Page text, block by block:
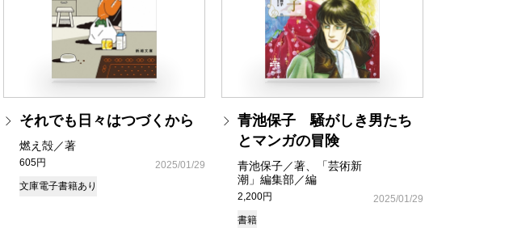
それでも日々はつづくから
燃え殻／著
605円
2025/01/29
文庫電子書籍あり
青池保子 騒がしき男たち
とマンガの冒険
青池保子／著、「芸術新
潮」編集部／編
2,200円
2025/01/29
書籍